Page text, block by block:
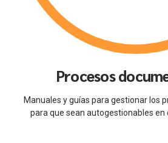
Procesos
Manuales y guías para gestionar los
para que sean autogestionables en